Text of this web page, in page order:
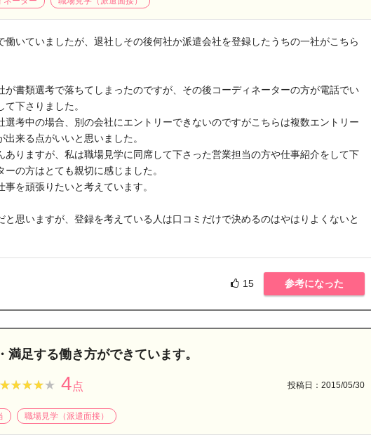
働いていましたが、退社しその後何社か派遣会社を登録したうちの一社がこちら
が書類選考で落ちてしまったのですが、その後コーディネーターの方が電話でい
て下さりました。
選考中の場合、別の会社にエントリーできないのですがこちらは複数エントリー
出来る点がいいと思いました。
ありますが、私は職場見学に同席して下さった営業担当の方や仕事紹介をして下
の方はとても親切に感じました。
を頑張りたいと考えています。
と思いますが、登録を考えている人は口コミだけで決めるのはやはりよくないと
15 参考になった
満足する働き方ができています。
★★★★★
★★★★★ 4点 投稿日：2015/05/30
職場見学（派遣面接）